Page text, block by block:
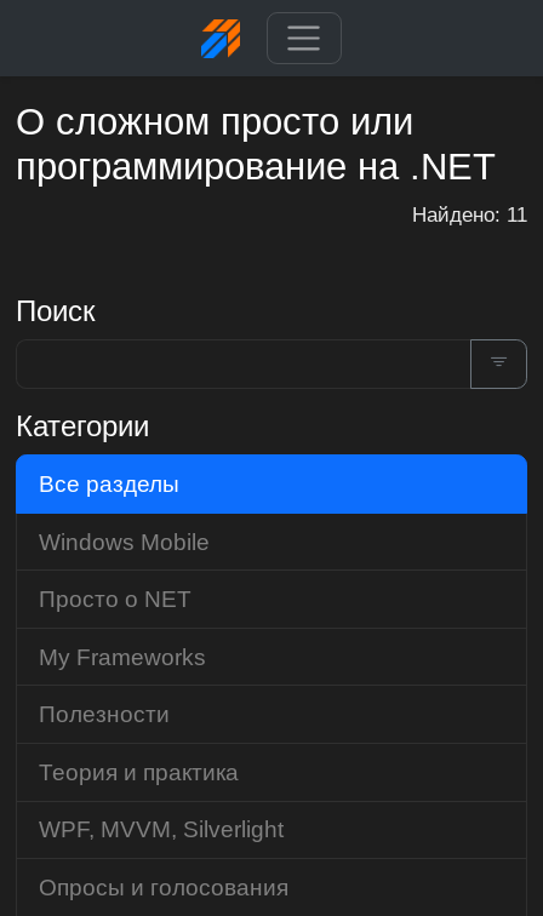
О сложном просто или
программирование на .NET
Найдено: 11
Поиск
Категории
Все разделы
Windows Mobile
Просто о NET
My Frameworks
Полезности
Теория и практика
WPF, MVVM, Silverlight
Опросы и голосования